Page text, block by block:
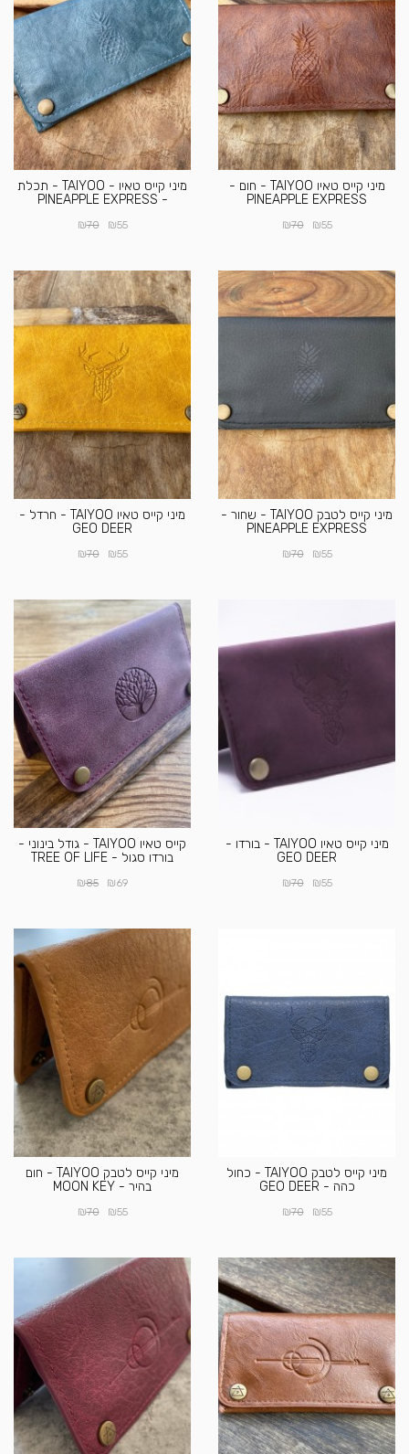
מיני קייס טאיו TAIYOO - חום -
PINEAPPLE EXPRESS
₪55
₪70
מיני קייס טאיו - TAIYOO - תכלת
- PINEAPPLE EXPRESS
₪55
₪70
מיני קייס לטבק TAIYOO - שחור -
PINEAPPLE EXPRESS
₪55
₪70
מיני קייס טאיו TAIYOO - חרדל -
GEO DEER
₪55
₪70
מיני קייס טאיו TAIYOO - בורדו -
GEO DEER
₪55
₪70
קייס טאיו TAIYOO - גודל בינוני -
בורדו סגול - TREE OF LIFE
₪69
₪85
מיני קייס לטבק TAIYOO - כחול
כהה - GEO DEER
₪55
₪70
מיני קייס לטבק TAIYOO - חום
בהיר - MOON KEY
₪55
₪70